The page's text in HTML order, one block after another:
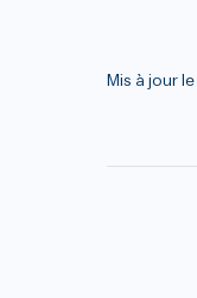
Mis à jour le